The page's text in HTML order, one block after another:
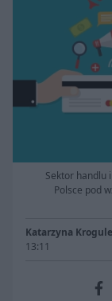
Sektor handlu
Polsce pod
Katarzyna
13:11